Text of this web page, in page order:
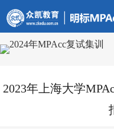
2023年上海大学